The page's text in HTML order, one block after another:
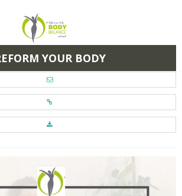
YOUR BODY